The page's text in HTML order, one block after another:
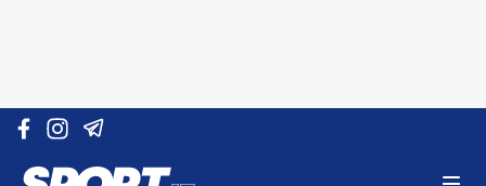
Vai al contenuto